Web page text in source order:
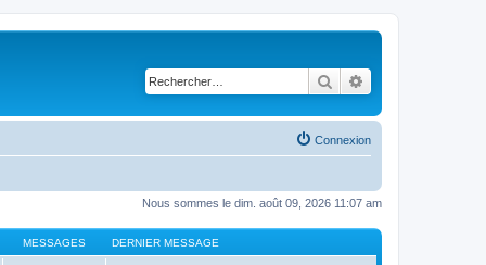
Rechercher
Connexion
Nous sommes le dim. août 09, 2026 11:07 am
MESSAGES DERNIER MESSAGE